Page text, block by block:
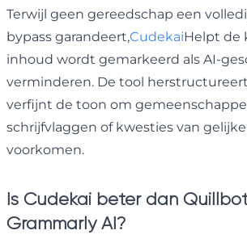
Terwijl geen gereedschap een
bypass garandeert,CudekaiHelpt de
inhoud wordt gemarkeerd als AI-
verminderen. De tool
verfijnt de toon om
schrijfvlaggen of kwesties van
voorkomen.
Is Cudekai beter dan
Grammarly AI?